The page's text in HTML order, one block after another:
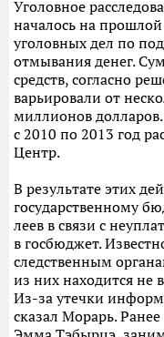
Уголовное
началось на
уголовных дел по
отмывания денег.
средств, согласно
варьировали от
миллионов
с 2010 по 2013 год
Центр.
В результате этих
государственному
леев в связи с
в госбюджет.
следственным
из них находится не
Из-за утечки
сказал Морарь.